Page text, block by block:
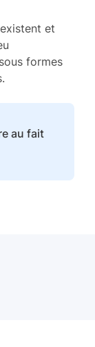
et
formes
au fait